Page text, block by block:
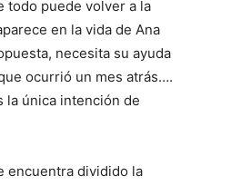
todo puede volver a la
en la vida de Ana
necesita su ayuda
ocurrió un mes atrás….
la única intención de
encuentra dividido la